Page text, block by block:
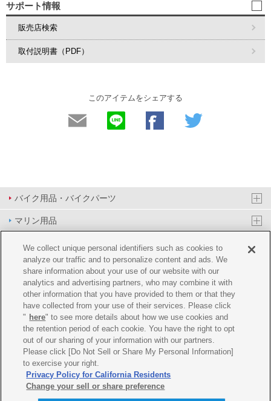
サポート情報
販売店検索
取付説明書（PDF）
このアイテムをシェアする
バイク用品・バイクパーツ
マリン用品
PAS/YPJ用品
その他用品
イベント&エンターテイメント
オンラインショップ
企業情報
ご利用規約 推薦環境 プライバシーポリシー Cookie ポリシー
We collect unique personal identifiers such as cookies to
analyze our traffic and to personalize content and ads. We
share information about your use of our website with our
analytics and advertising partners, who may combine it with
other information that you have provided to them or that they
have collected from your use of their services. Please click
" here" to see more details about how we use cookies and
the retention period of each cookie. You have the right to opt
out of our sharing of your information with our partners.
Please click [Do Not Sell or Share My Personal Information]
to exercise your right.
Privacy Policy for California Residents
Change your sell or share preference